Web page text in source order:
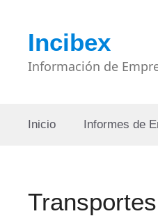
contenidoIncibex
Información de
Inicio Informes de